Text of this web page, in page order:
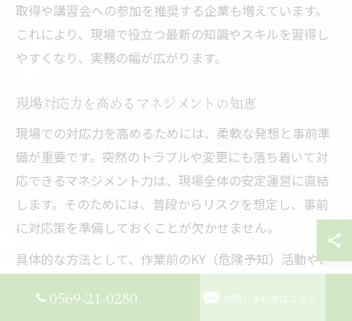
取得や講習会への参加を推奨する企業も増えています。
これにより、現場で役立つ最新の知識やスキルを習得し
やすくなり、実務の幅が広がります。
現場対応力を高めるマネジメントの知恵
現場での対応力を高めるためには、柔軟な発想と事前準
備が重要です。突然のトラブルや変更にも落ち着いて対
応できるマネジメント力は、現場全体の安定運営に直結
します。そのためには、普段からリスクを想定し、事前
に対応策を準備しておくことが欠かせません。
具体的な方法として、作業前のKY（危険予知）活動や、
体調不良者が出た場合も、事前に役割分担や代替要員の
0569-21-0280 お問い合わせはこちら